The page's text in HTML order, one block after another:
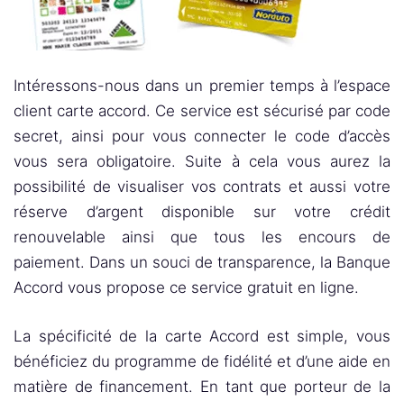
Intéressons-nous dans un premier temps à l’espace
client carte accord. Ce service est sécurisé par code
secret, ainsi pour vous connecter le code d’accès
vous sera obligatoire. Suite à cela vous aurez la
possibilité de visualiser vos contrats et aussi votre
réserve d’argent disponible sur votre crédit
renouvelable ainsi que tous les encours de
paiement. Dans un souci de transparence, la Banque
Accord vous propose ce service gratuit en ligne.
La spécificité de la carte Accord est simple, vous
bénéficiez du programme de fidélité et d’une aide en
matière de financement. En tant que porteur de la